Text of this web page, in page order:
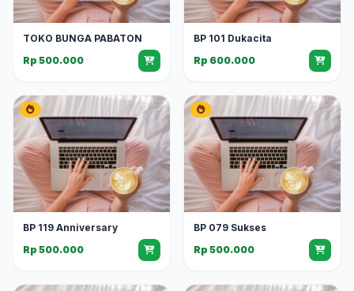
TOKO BUNGA PABATON
Rp 500.000
BP 101 Dukacita
Rp 600.000
BP 119 Anniversary
Rp 500.000
BP 079 Sukses
Rp 500.000